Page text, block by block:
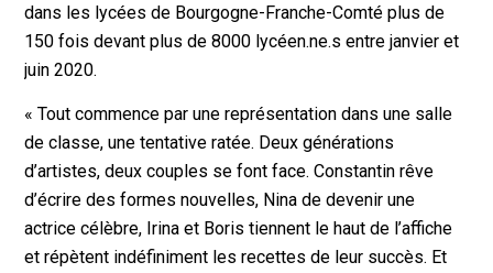
dans les lycées de Bourgogne-Franche-Comté plus de
150 fois devant plus de 8000 lycéen.ne.s entre janvier et
juin 2020.
« Tout commence par une représentation dans une salle
de classe, une tentative ratée. Deux générations
d’artistes, deux couples se font face. Constantin rêve
d’écrire des formes nouvelles, Nina de devenir une
actrice célèbre, Irina et Boris tiennent le haut de l’affiche
et répètent indéfiniment les recettes de leur succès. Et